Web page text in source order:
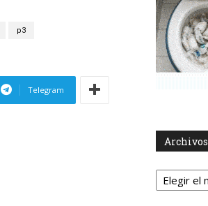
p3
Telegram
Archivos
Archivos